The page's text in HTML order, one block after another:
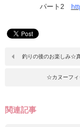
パート2
釣りの後のお楽しみ☆
☆カヌーフィ
関連記事